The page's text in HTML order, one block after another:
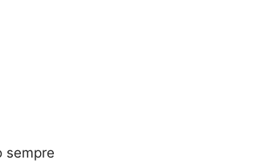
sempre